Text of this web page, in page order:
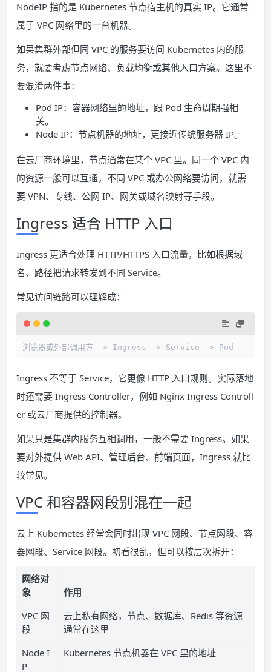
NodeIP 指的是 Kubernetes 节点宿主机的真实 IP。它通常
属于 VPC 网络里的一台机器。
如果集群外部但同 VPC 的服务要访问 Kubernetes 内的服
务，就要考虑节点网络、负载均衡或其他入口方案。这里不
要混淆两件事：
Pod IP：容器网络里的地址，跟 Pod 生命周期强相
关。
Node IP：节点机器的地址，更接近传统服务器 IP。
在云厂商环境里，节点通常在某个 VPC 里。同一个 VPC 内
的资源一般可以互通，不同 VPC 或办公网络要访问，就需
要 VPN、专线、公网 IP、网关或域名映射等手段。
Ingress 适合 HTTP 入口
Ingress 更适合处理 HTTP/HTTPS 入口流量，比如根据域
名、路径把请求转发到不同 Service。
常见访问链路可以理解成：
浏览器或外部调用方 -> Ingress -> Service -> Pod
Ingress 不等于 Service，它更像 HTTP 入口规则。实际落地
时还需要 Ingress Controller，例如 Nginx Ingress Controll
er 或云厂商提供的控制器。
如果只是集群内服务互相调用，一般不需要 Ingress。如果
要对外提供 Web API、管理后台、前端页面，Ingress 就比
较常见。
VPC 和容器网段别混在一起
云上 Kubernetes 经常会同时出现 VPC 网段、节点网段、容
器网段、Service 网段。初看很乱，但可以按层次拆开：
网络对
象
作用
VPC 网
段
云上私有网络，节点、数据库、Redis 等资源
通常在这里
Node I
P
Kubernetes 节点机器在 VPC 里的地址